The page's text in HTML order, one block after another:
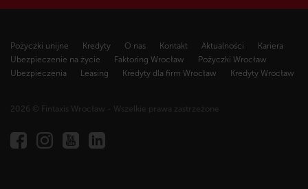
Pożyczki unijne Kredyty O nas Kontakt Aktualności
Kariera
Ubezpieczenie na życie
Faktoring Wrocław
Pożyczki Wrocław
Ubezpieczenia
Leasing Kredyty dla firm Wrocław Kredyty Wrocław
2026 © Fintaxis Wrocław - Wszelkie prawa zastrzeżone